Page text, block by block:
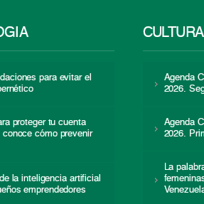
para evitar el
proteger tu cuenta
conoce cómo prevenir
la inteligencia artificial
emprendedores
CULTURA
Agenda
2026.
Agenda
2026.
La